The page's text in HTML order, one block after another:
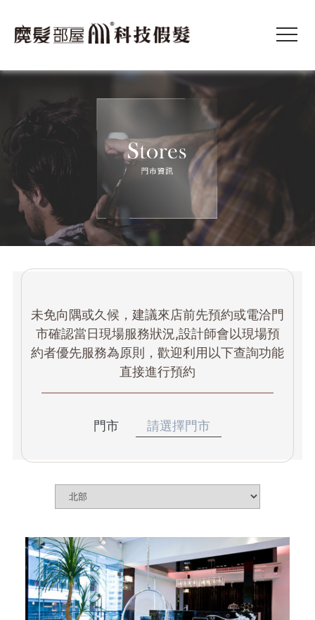
未免向隅或久候，建議來店前先預約或電洽門
市確認當日現場服務狀況,設計師會以現場預
約者優先服務為原則，歡迎利用以下查詢功能
直接進行預約
門市 請選擇門市